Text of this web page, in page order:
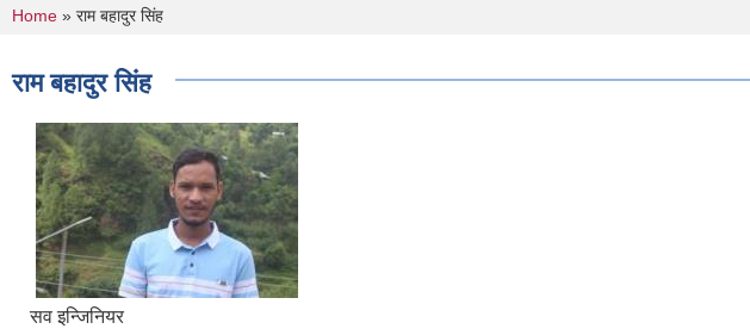
You are here
Home » राम बहादुर सिंह
राम बहादुर सिंह
सव इन्जिनियर